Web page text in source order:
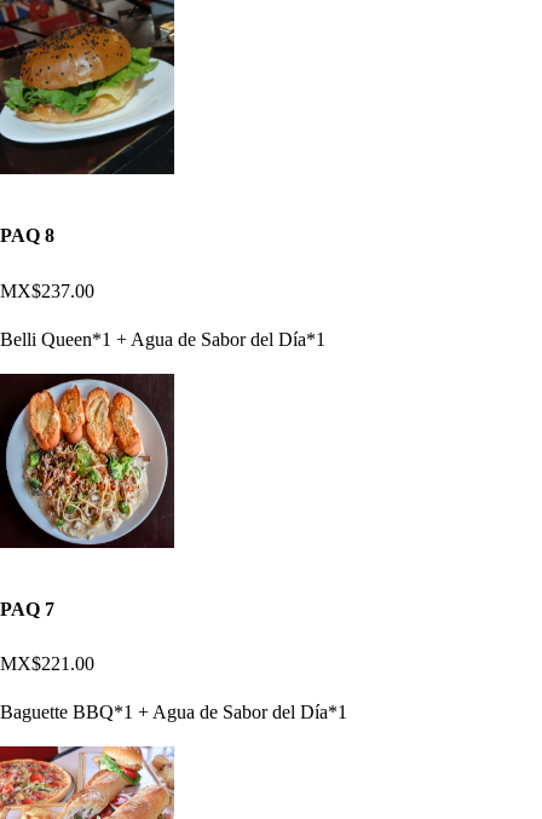
PAQ 8
MX$237.00
Belli Queen*1 + Agua de Sabor del Día*1
PAQ 7
MX$221.00
Baguette BBQ*1 + Agua de Sabor del Día*1